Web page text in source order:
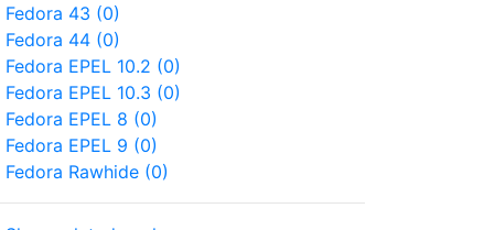
Fedora 43 (0)
Fedora 44 (0)
Fedora EPEL 10.2 (0)
Fedora EPEL 10.3 (0)
Fedora EPEL 8 (0)
Fedora EPEL 9 (0)
Fedora Rawhide (0)